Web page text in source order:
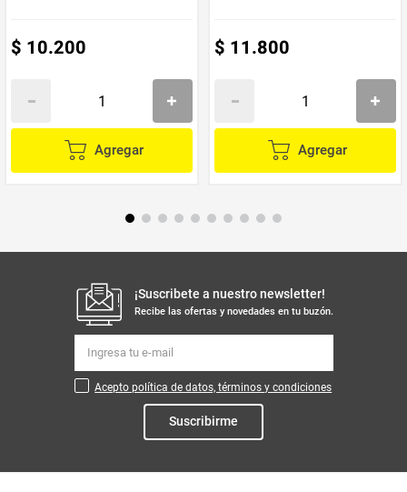
$ 10.200
Agregar
$ 11.800
Agregar
¡Suscribete a nuestro newsletter!
Recibe las ofertas y novedades en tu buzón.
Acepto política de datos, términos y condiciones
Suscribirme